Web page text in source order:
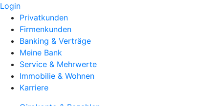
Login
Privatkunden
Firmenkunden
Banking & Verträge
Meine Bank
Service & Mehrwerte
Immobilie & Wohnen
Karriere